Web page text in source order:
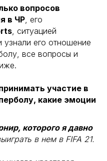
вопросов
в ЧР, его
, ситуацией
узнали его отношение
все вопросы и
участие в
какие эмоции
которого я давно
в нем в FIFA 21.